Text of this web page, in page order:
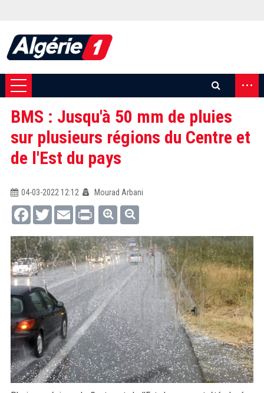
...
BMS : Jusqu'à 50 mm de pluies
sur plusieurs régions du Centre et
de l'Est du pays
04-03-2022 12:12
Mourad Arbani
FacebookTwitterEmail Print